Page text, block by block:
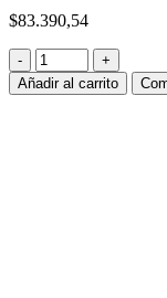
$83.390,54
Unidad
Wifi
para
Añadir al carrito